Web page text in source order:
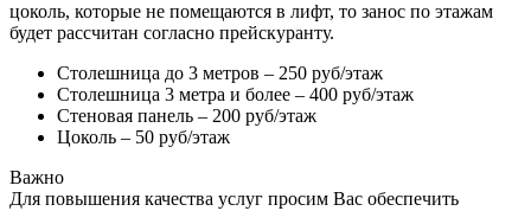
цоколь, которые не помещаются в лифт, то занос по этажам
будет рассчитан согласно прейскуранту.
Столешница до 3 метров – 250 руб/этаж
Столешница 3 метра и более – 400 руб/этаж
Стеновая панель – 200 руб/этаж
Цоколь – 50 руб/этаж
Важно
Для повышения качества услуг просим Вас обеспечить